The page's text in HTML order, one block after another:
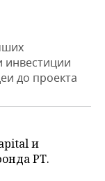
инвестиции
до проекта
и
РТ.